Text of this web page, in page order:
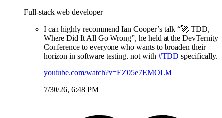
Full-stack web developer
I can highly recommend Ian Cooper’s talk “🚀 TDD,
Where Did It All Go Wrong”, he held at the DevTernity
Conference to everyone who wants to broaden their
horizon in software testing, not with #TDD specifically.
youtube.com/watch?v=EZ05e7EMOLM
7/30/26, 6:48 PM